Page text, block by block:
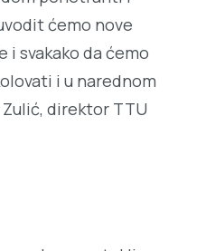
ćemo nove
i svakako da ćemo
i u narednom
direktor TTU